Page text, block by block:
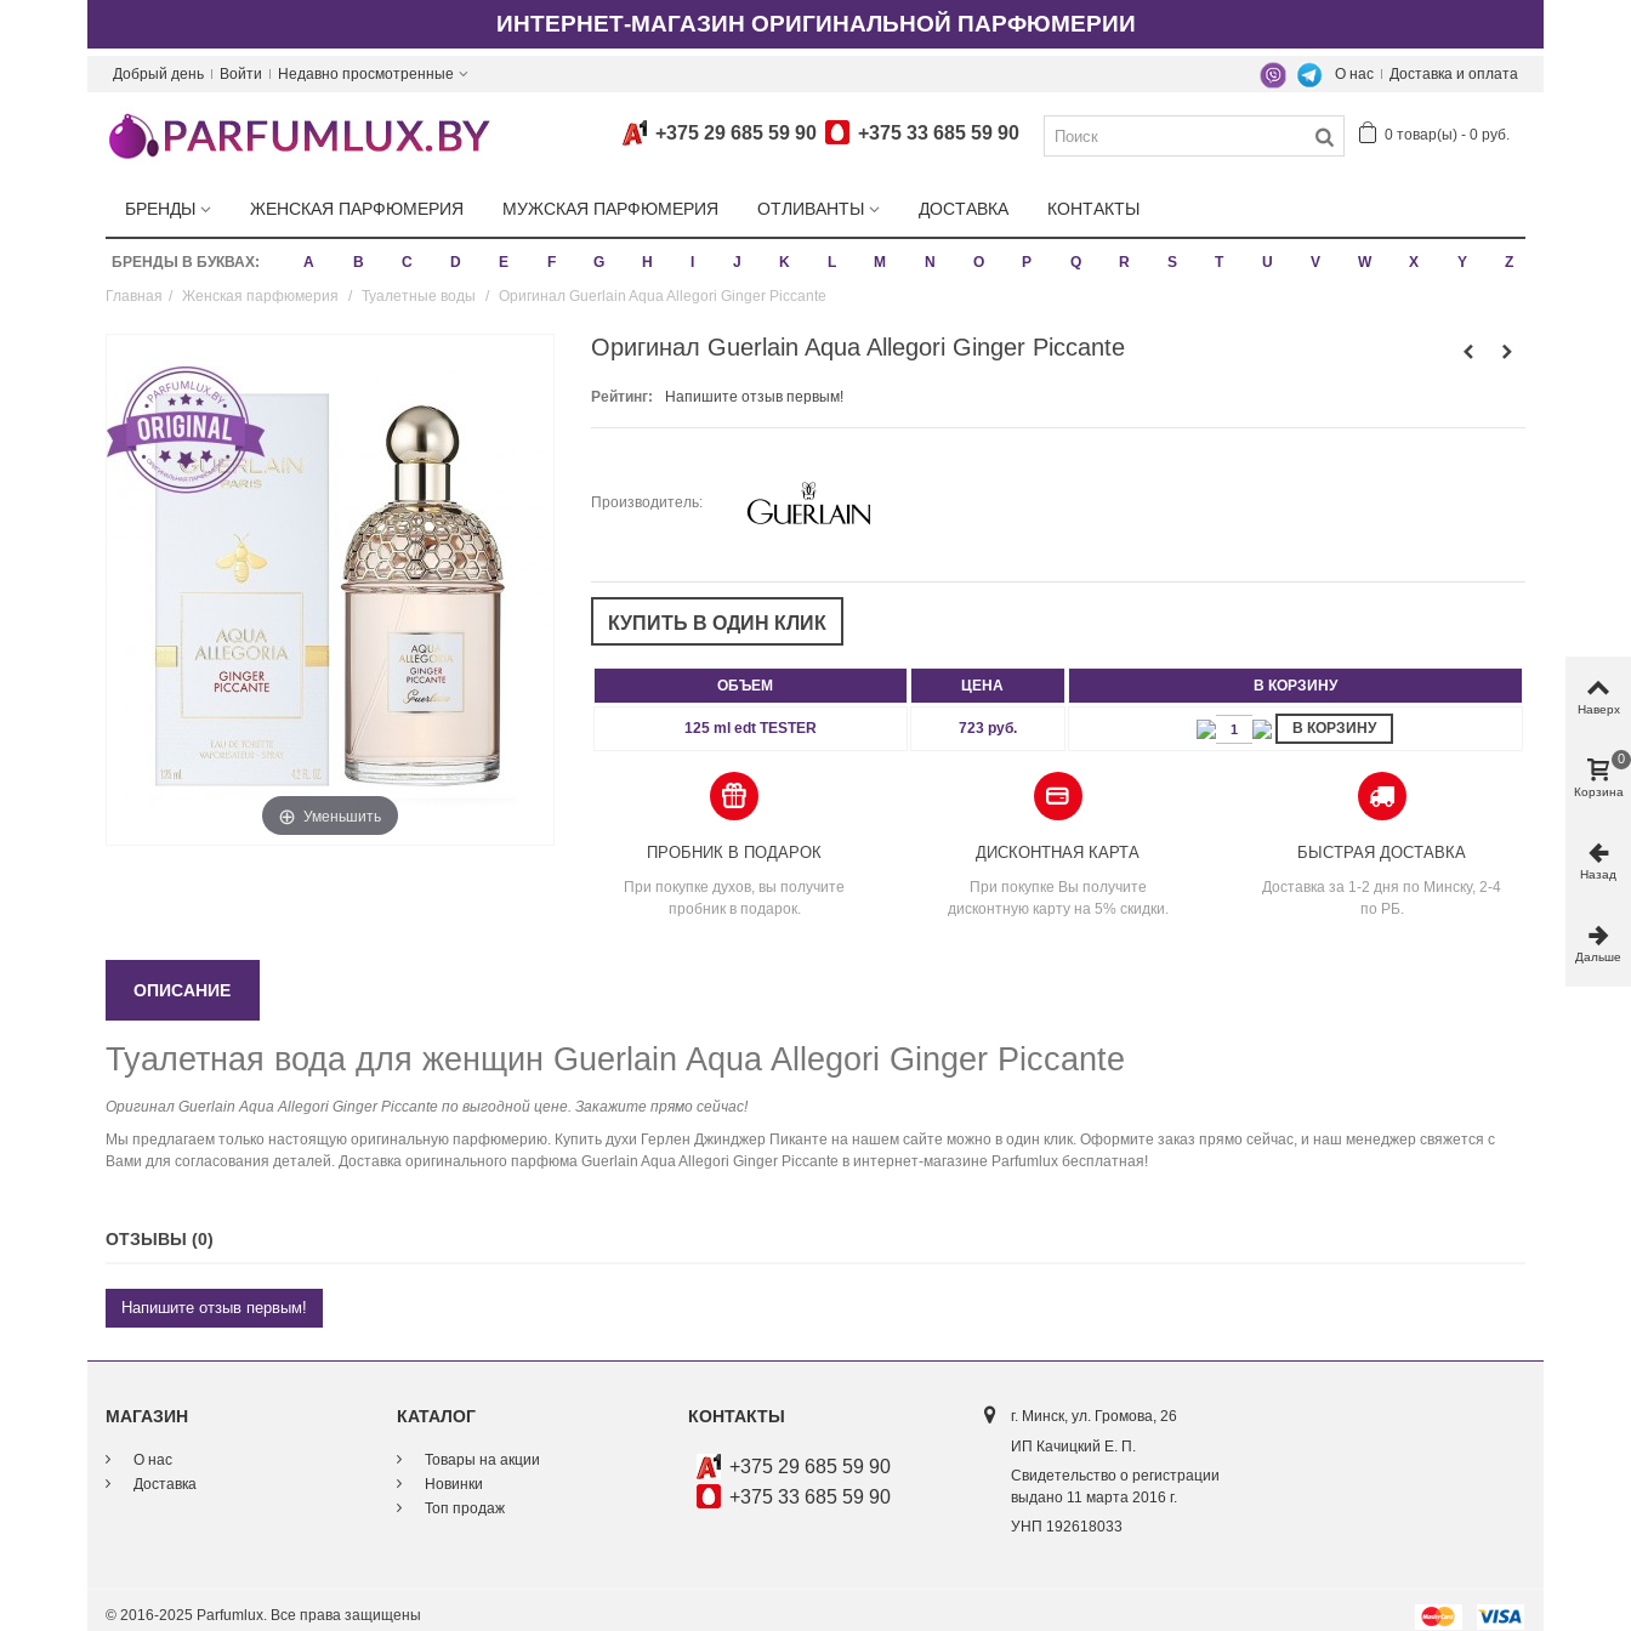
ИНТЕРНЕТ-МАГАЗИН ОРИГИНАЛЬНОЙ ПАРФЮМЕРИИ
Добрый день Войти Недавно просмотренные Доставка и оплата
О нас
0 товар(ы) - 0 руб.
+375 29 685 59 90 +375 33 685 59 90
БРЕНДЫ ЖЕНСКАЯ ПАРФЮМЕРИЯ МУЖСКАЯ ПАРФЮМЕРИЯ ОТЛИВАНТЫ ДОСТАВКА КОНТАКТЫ
БРЕНДЫ В БУКВАХ: A B C D E F G H J K L M N O P Q R S T U V W X Y
Z
Главная / Женская парфюмерия / Туалетные воды / Оригинал Guerlain Aqua Allegori Ginger Piccante
Уменьшить
Оригинал Guerlain Aqua Allegori Ginger Piccante
Рейтинг: Напишите отзыв первым!
Производитель:
ОБЪЕМ ЦЕНА В КОРЗИНУ
125 ml edt TESTER 723 руб. В КОРЗИНУ
ПРОБНИК В ПОДАРОК
При покупке духов, вы получите
пробник в подарок.
ДИСКОНТНАЯ КАРТА
При покупке Вы получите
дисконтную карту на 5% скидки.
БЫСТРАЯ ДОСТАВКА
Доставка за 1-2 дня по Минску, 2-4
по РБ.
ОПИСАНИЕ
Туалетная вода для женщин Guerlain Aqua Allegori Ginger Piccante
Оригинал Guerlain Aqua Allegori Ginger Piccante по выгодной цене. Закажите прямо сейчас!
Мы предлагаем только настоящую оригинальную парфюмерию. Купить духи Герлен Джинджер Пиканте на нашем сайте можно в один клик. Оформите заказ прямо сейчас, и наш менеджер свяжется с
Вами для согласования деталей. Доставка оригинального парфюма Guerlain Aqua Allegori Ginger Piccante в интернет-магазине Parfumlux бесплатная!
ОТЗЫВЫ (0)
Напишите отзыв первым!
МАГАЗИН
О нас
Доставка
КАТАЛОГ
Товары на акции
Новинки
Топ продаж
КОНТАКТЫ
+375 29 685 59 90
+375 33 685 59 90
г. Минск, ул. Громова, 26
ИП Качицкий Е. П.
Свидетельство о регистрации
выдано 11 марта 2016 г.
УНП 192618033
© 2016-2025 Parfumlux. Все права защищены
Наверх
Корзина
0
Назад
Дальше